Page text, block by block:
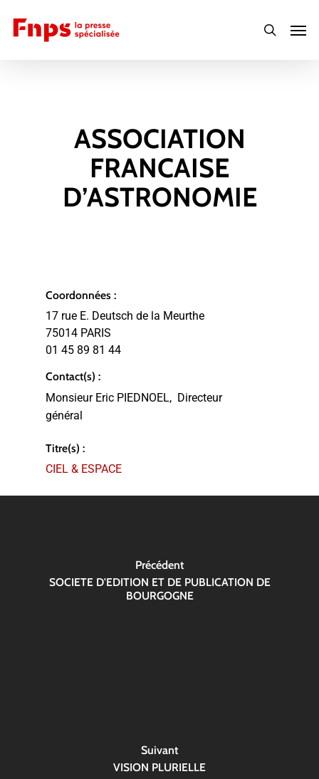
main
search
ASSOCIATION
FRANCAISE
D’ASTRONOMIE
Coordonnées :
17 rue E. Deutsch de la Meurthe
75014 PARIS
01 45 89 81 44
Contact(s) :
Monsieur Eric PIEDNOEL, Directeur
général
Titre(s) :
CIEL & ESPACE
Précédent
SOCIETE D'EDITION ET DE PUBLICATION DE
BOURGOGNE
Suivant
VISION PLURIELLE